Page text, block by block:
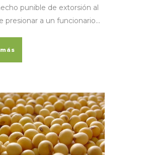
punible de extorsión al
presionar a un funcionario...